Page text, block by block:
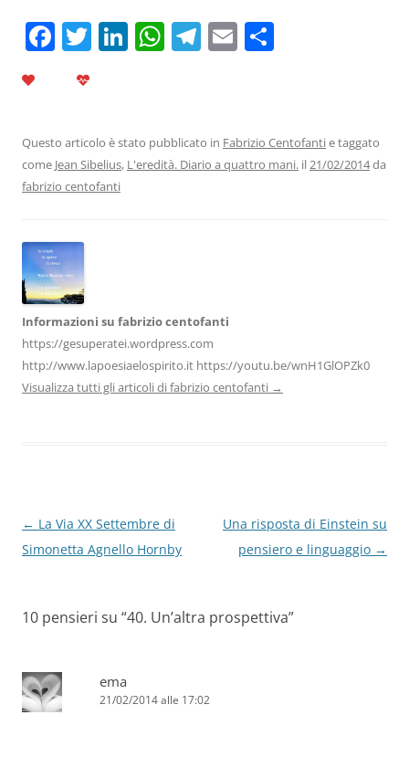
F
b
o
k
T Li
dI
n
W
A
p
T
a
m
E
vi
di
Questo articolo è stato pubblicato in Fabrizio Centofantie taggato
come Jean Sibelius, L'eredità. Diario a quattro mani. il21/02/2014da
fabrizio centofanti
Informazioni su fabrizio centofanti
https://gesuperatei.wordpress.com
http://www.lapoesiaelospirito.it https://youtu.be/wnH1GlOPZk0
Visualizza tutti gli articoli di fabrizio centofanti →
Navigazione
articolo
← La Via XX Settembre di
Simonetta Agnello Hornby
Una risposta di Einstein su
pensiero e linguaggio →
10 pensieri su “40. Un’altra prospettiva”
ema
21/02/2014 alle 17:02